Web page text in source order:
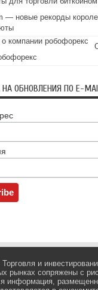
— новые рекорды
ОБНОВЛЕНИЯ ПО E-
и
рынках сопряжены с
информация,